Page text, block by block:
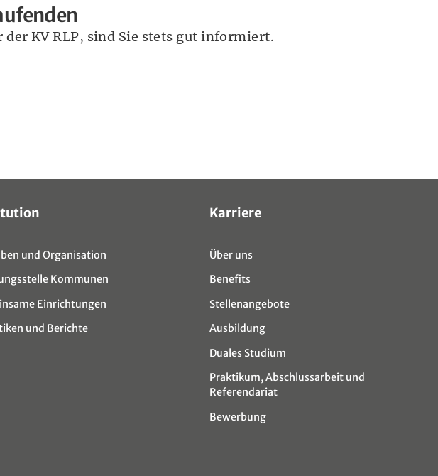
der KV RLP, sind Sie stets gut informiert.
und Organisation
Kommunen
Einrichtungen
und Berichte
Karriere
Über uns
Benefits
Stellenangebote
Ausbildung
Duales Studium
Praktikum, Abschlussarbeit und
Referendariat
Bewerbung